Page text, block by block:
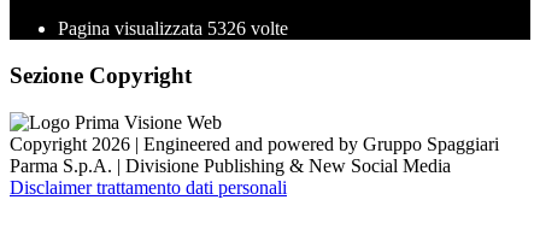
Pagina visualizzata 5326 volte
Sezione Copyright
Copyright 2026 | Engineered and powered by Gruppo Spaggiari
Parma S.p.A. | Divisione Publishing & New Social Media
Disclaimer trattamento dati personali